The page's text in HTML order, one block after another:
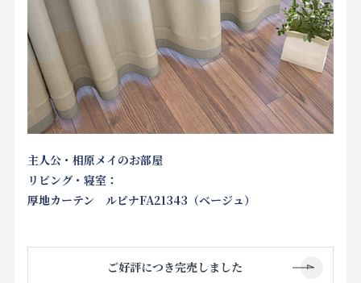
主人公・相原メイのお部屋
リビング・寝室：
厚地カーテン ルピナFA21343（ベージュ）
ご好評につき完売しました